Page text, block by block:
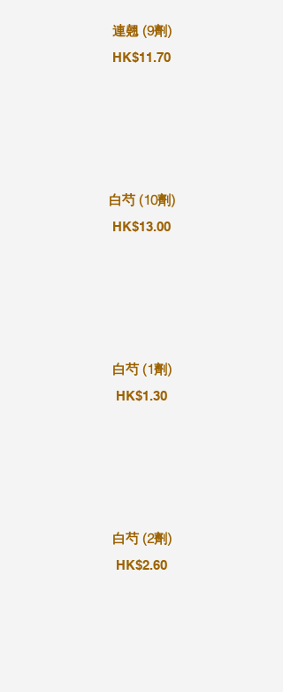
連翹 (9劑)
HK$11.70
白芍 (10劑)
HK$13.00
白芍 (1劑)
HK$1.30
白芍 (2劑)
HK$2.60